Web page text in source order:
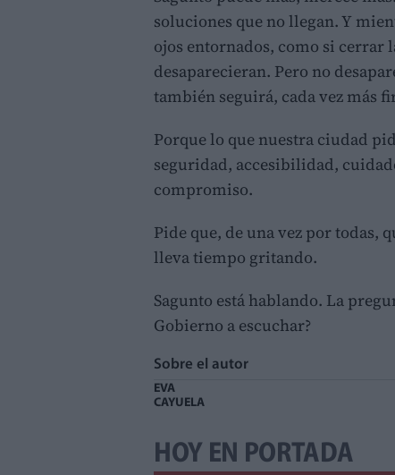
soluciones que no llegan. Y
ojos entornados, como si cerrar
desaparecieran. Pero no
también seguirá, cada vez más
Porque lo que nuestra ciudad
seguridad, accesibilidad,
compromiso.
Pide que, de una vez por todas,
lleva tiempo gritando.
Sagunto está hablando. La
Gobierno a escuchar?
Sobre el autor
EVA
CAYUELA
HOY EN PORTADA